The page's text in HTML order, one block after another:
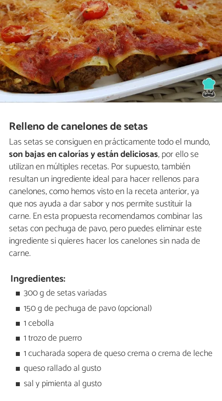
Relleno de canelones de setas
Las setas se consiguen en prácticamente todo el mundo,
son bajas en calorías y están deliciosas, por ello se
utilizan en múltiples recetas. Por supuesto, también
resultan un ingrediente ideal para hacer rellenos para
canelones, como hemos visto en la receta anterior, ya
que nos ayuda a dar sabor y nos permite sustituir la
carne. En esta propuesta recomendamos combinar las
setas con pechuga de pavo, pero puedes eliminar este
ingrediente si quieres hacer los canelones sin nada de
carne.
Ingredientes:
300 g de setas variadas
150 g de pechuga de pavo (opcional)
1 cebolla
1 trozo de puerro
1 cucharada sopera de queso crema o crema de leche
queso rallado al gusto
sal y pimienta al gusto